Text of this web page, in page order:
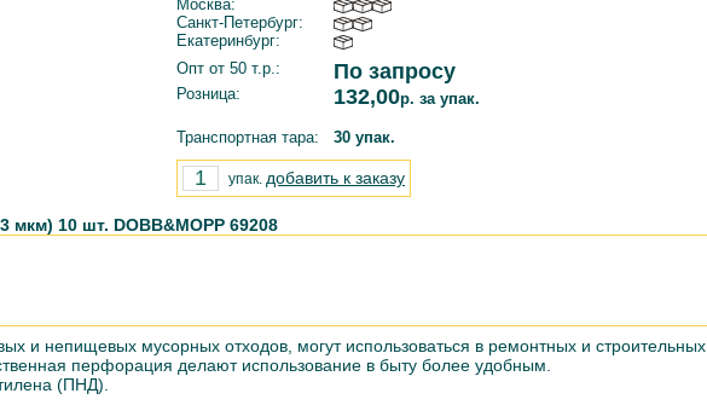
Москва:
Санкт-Петербург:
Екатеринбург:
Опт от 50 т.р.:
По запросу
Розница: 132,00р. за упак.
Транспортная тара: 30 упак.
упак. добавить к заказу
мкм) 10 шт. DOBB&MOPP 69208
и непищевых мусорных отходов, могут использоваться в ремонтных и строительных
перфорация делают использование в быту более удобным.
(ПНД).